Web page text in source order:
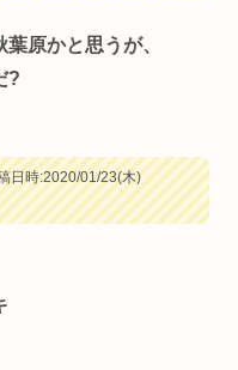
原かと思うが、
?
日時:2020/01/23(木)